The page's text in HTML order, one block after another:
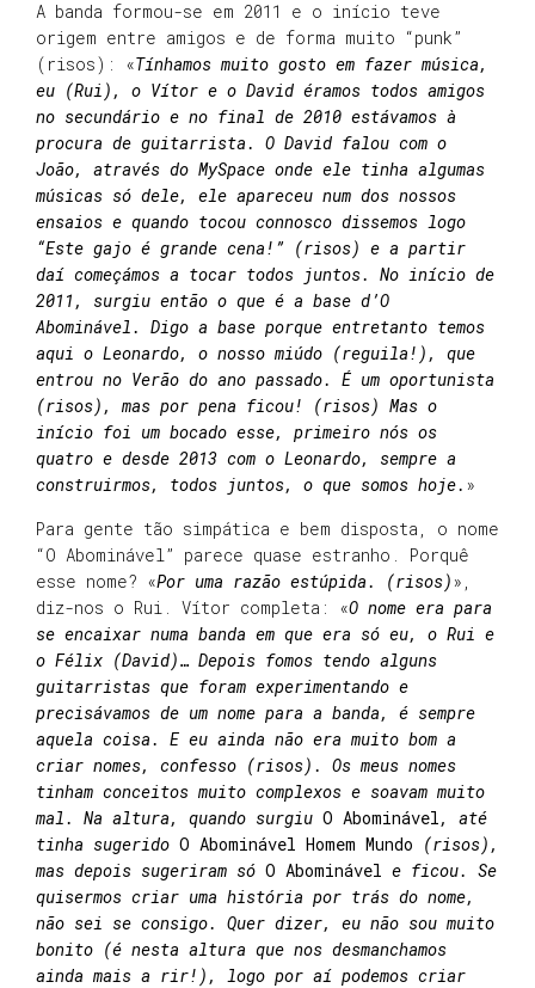
A banda formou-se em 2011 e o início teve
origem entre amigos e de forma muito “punk”
(risos): «Tínhamos muito gosto em fazer música,
eu (Rui), o Vítor e o David éramos todos amigos
no secundário e no final de 2010 estávamos à
procura de guitarrista. O David falou com o
João, através do MySpace onde ele tinha algumas
músicas só dele, ele apareceu num dos nossos
ensaios e quando tocou connosco dissemos logo
“Este gajo é grande cena!” (risos) e a partir
daí começámos a tocar todos juntos. No início de
2011, surgiu então o que é a base d’O
Abominável. Digo a base porque entretanto temos
aqui o Leonardo, o nosso miúdo (reguila!), que
entrou no Verão do ano passado. É um oportunista
(risos), mas por pena ficou! (risos) Mas o
início foi um bocado esse, primeiro nós os
quatro e desde 2013 com o Leonardo, sempre a
construirmos, todos juntos, o que somos hoje. »
Para gente tão simpática e bem disposta, o nome
“O Abominável” parece quase estranho. Porquê
esse nome? «Por uma razão estúpida. (risos) »,
diz-nos o Rui. Vítor completa: «O nome era para
se encaixar numa banda em que era só eu, o Rui e
o Félix (David)… Depois fomos tendo alguns
guitarristas que foram experimentando e
precisávamos de um nome para a banda, é sempre
aquela coisa. E eu ainda não era muito bom a
criar nomes, confesso (risos). Os meus nomes
tinham conceitos muito complexos e soavam muito
mal. Na altura, quando surgiu O Abominável , até
tinha sugerido O Abominável Homem Mundo (risos),
mas depois sugeriram só O Abominável e ficou. Se
quisermos criar uma história por trás do nome,
não sei se consigo. Quer dizer, eu não sou muito
bonito (é nesta altura que nos desmanchamos
ainda mais a rir!), logo por aí podemos criar